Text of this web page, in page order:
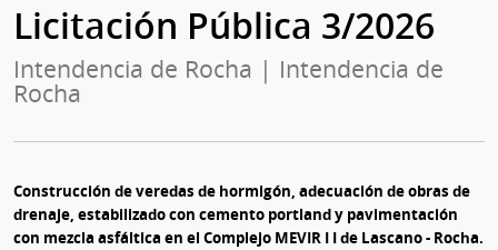
Licitación Pública 3/2026
Intendencia de Rocha | Intendencia de
Rocha
Construcción de veredas de hormigón, adecuación de obras de
drenaje, estabilizado con cemento portland y pavimentación
con mezcla asfáltica en el Complejo MEVIR I I de Lascano - Rocha.